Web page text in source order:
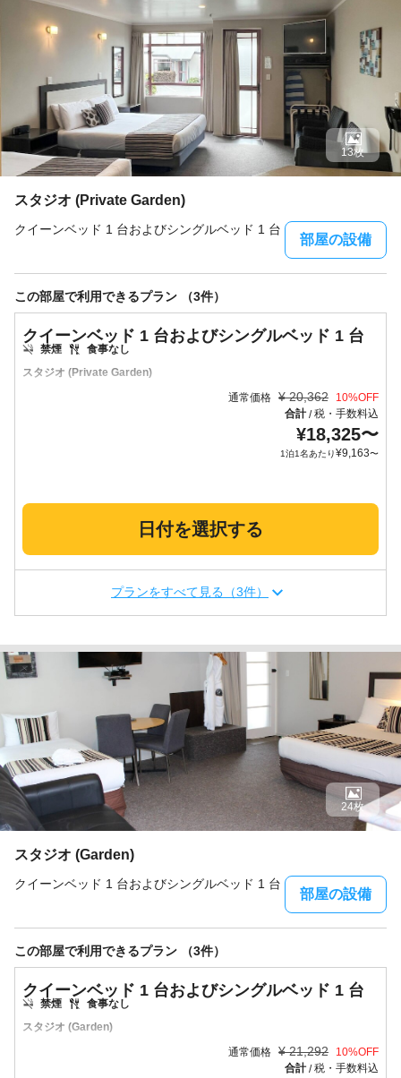
スタジオ (Private Garden)
クイーンベッド 1 台およびシングルベッド 1 台
部屋の設備
13枚
この部屋で利用できるプラン （3件）
スタジオ (Private Garden)
禁煙 食事なし
クイーンベッド 1 台およびシングルベッド 1 台
通常価格 ¥ 20,362 10%OFF
合計/税・手数料込
¥18,325〜
1泊1名あたり¥9,163〜
日付を選択する
プランをすべて見る（3件）
スタジオ (Garden)
クイーンベッド 1 台およびシングルベッド 1 台
部屋の設備
24枚
この部屋で利用できるプラン （3件）
スタジオ (Garden)
禁煙 食事なし
クイーンベッド 1 台およびシングルベッド 1 台
通常価格 ¥ 21,292 10%OFF
合計/税・手数料込